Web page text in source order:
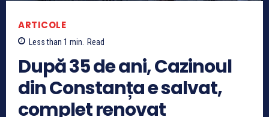
ARTICOLE
Less than 1 min. Read
După 35 de ani, Cazinoul
din Constanța e salvat,
complet renovat